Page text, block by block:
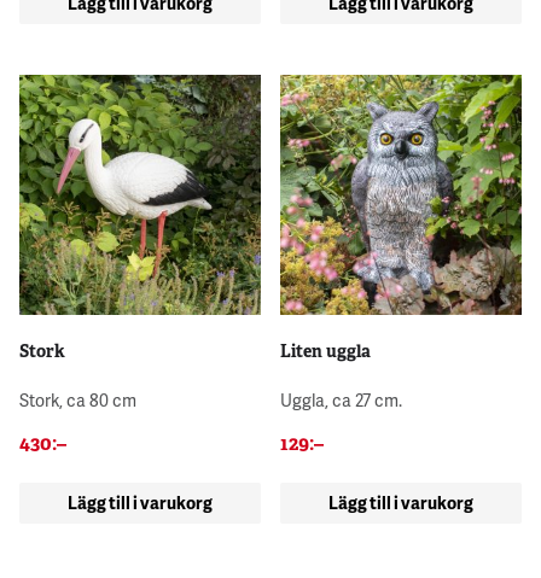
Stork
Stork, ca 80 cm
430:–
Lägg till i varukorg
Liten uggla
Uggla, ca 27 cm.
129:–
Lägg till i varukorg